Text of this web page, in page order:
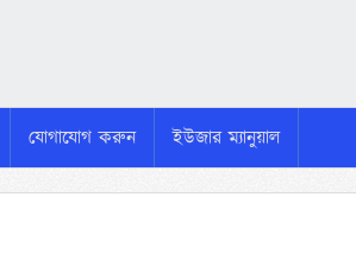
যোগাযোগ করুন ইউজার ম্যানুয়াল